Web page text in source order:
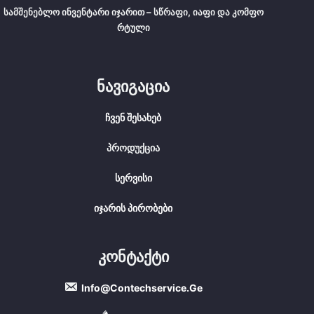
Სამშენებლო Ინვენტარი Იჯარით – Სწრაფი, Იაფი Და Კომფო
Რტული
Ნავიგაცია
Ჩვენ Შესახებ
Პროდუქცია
Სერვისი
Იჯარის Პირობები
Კონტაქტი
Info@contechservice.ge